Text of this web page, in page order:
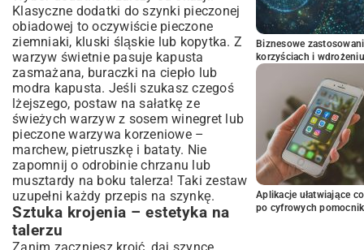
Klasyczne dodatki do szynki pieczonej
obiadowej to oczywiście pieczone
ziemniaki, kluski śląskie lub kopytka. Z
warzyw świetnie pasuje kapusta
zasmażana, buraczki na ciepło lub
modra kapusta. Jeśli szukasz czegoś
lżejszego, postaw na sałatkę ze
świeżych warzyw z sosem winegret lub
pieczone warzywa korzeniowe –
marchew, pietruszkę i bataty. Nie
zapomnij o odrobinie chrzanu lub
musztardy na boku talerza! Taki zestaw
uzupełni każdy przepis na szynkę.
Sztuka krojenia – estetyka na
talerzu
Biznesowe
korzyściach i wdrożeniu
Aplikacje ułatwiające
po cyfrowych